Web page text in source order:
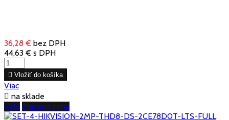
36,28 € bez DPH
44,63 € s DPH
 Vložiť do košíka
Viac
 na sklade
-5% Znížená cena